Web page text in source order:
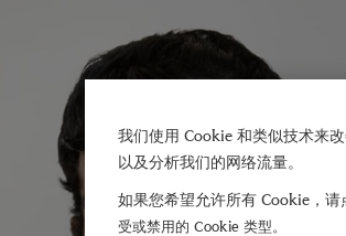
我们使用 Cookie 和类似技术来
以及分析我们的网络流量。
如果您希望允许所有 Cookie，请
受或禁用的 Cookie 类型。